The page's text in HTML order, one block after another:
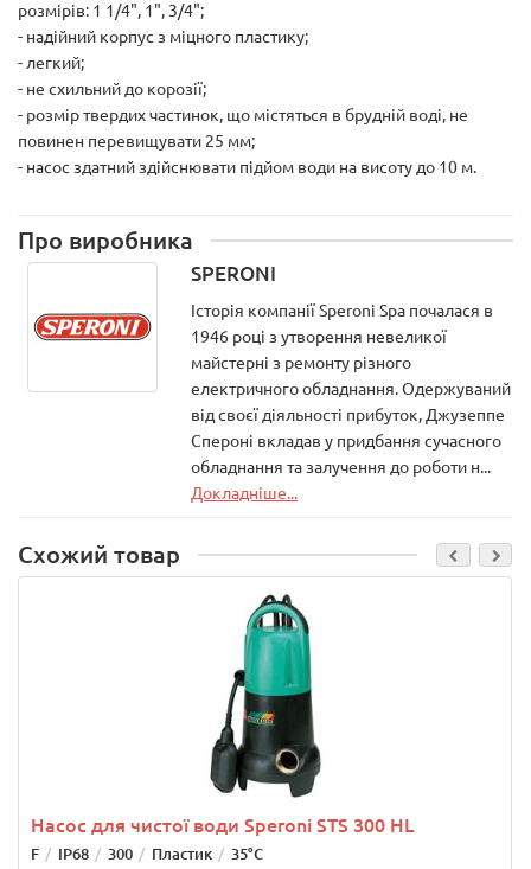
розмірів: 1 1/4", 1", 3/4";
- надійний корпус з міцного пластику;
- легкий;
- не схильний до корозії;
- розмір твердих частинок, що містяться в брудній воді, не
повинен перевищувати 25 мм;
- насос здатний здійснювати підйом води на висоту до 10 м.
Про виробника
SPERONI
Історія компанії Speroni Spa почалася в
1946 році з утворення невеликої
майстерні з ремонту різного
електричного обладнання. Одержуваний
від своєї діяльності прибуток, Джузеппе
Спероні вкладав у придбання сучасного
обладнання та залучення до роботи н...
Докладніше...
Схожий товар
Насос для чистої води Speroni STS 300 HL
F IP68 300 Пластик 35°С